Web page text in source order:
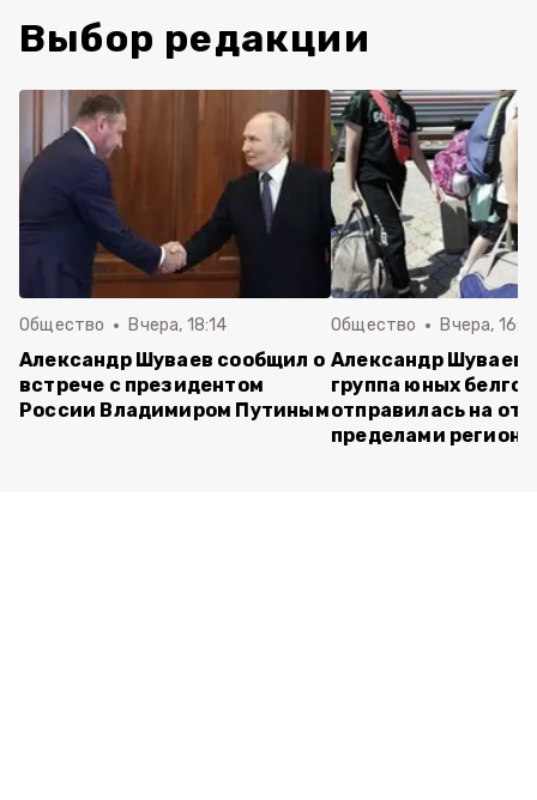
Выбор редакции
Общество Вчера, 18:14
Александр Шуваев сообщил о
встрече с президентом
России Владимиром Путиным
Общество Вчера,
Александр Шуваев:
группа юных
отправилась на
пределами региона